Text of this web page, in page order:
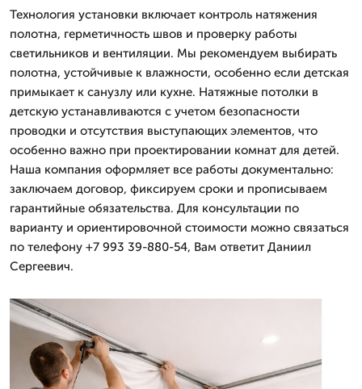
Технология установки включает контроль натяжения
полотна, герметичность швов и проверку работы
светильников и вентиляции. Мы рекомендуем выбирать
полотна, устойчивые к влажности, особенно если детская
примыкает к санузлу или кухне. Натяжные потолки в
детскую устанавливаются с учетом безопасности
проводки и отсутствия выступающих элементов, что
особенно важно при проектировании комнат для детей.
Наша компания оформляет все работы документально:
заключаем договор, фиксируем сроки и прописываем
гарантийные обязательства. Для консультации по
варианту и ориентировочной стоимости можно связаться
по телефону +7 993 39-880-54, Вам ответит Даниил
Сергеевич.